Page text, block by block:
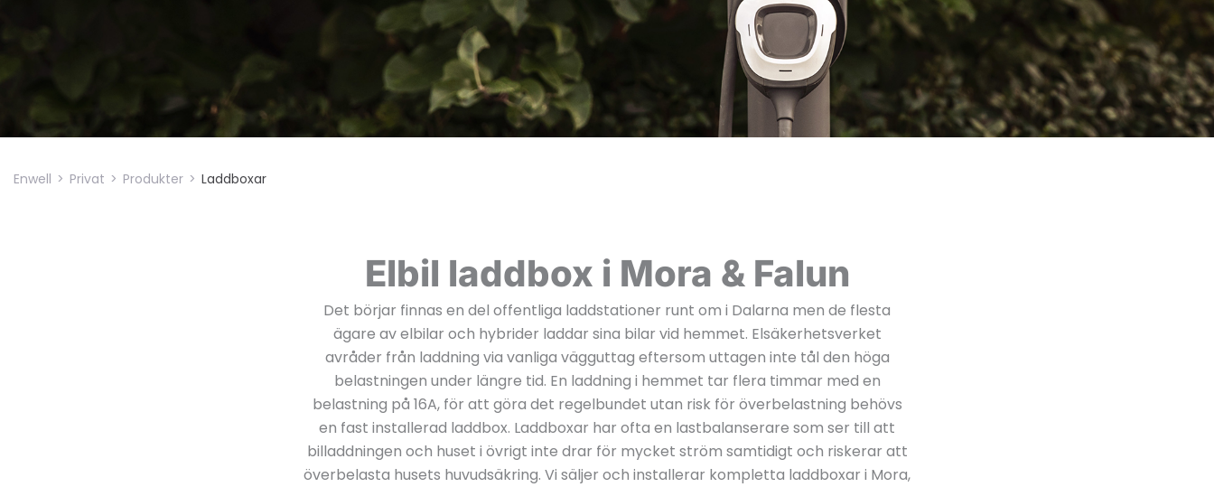
Enwell > Privat > Produkter > Laddboxar
Elbil laddbox i Mora & Falun
Det börjar finnas en del offentliga laddstationer runt om i Dalarna men de flesta
ägare av elbilar och hybrider laddar sina bilar vid hemmet. Elsäkerhetsverket
avråder från laddning via vanliga vägguttag eftersom uttagen inte tål den höga
belastningen under längre tid. En laddning i hemmet tar flera timmar med en
belastning på 16A, för att göra det regelbundet utan risk för överbelastning behövs
en fast installerad laddbox. Laddboxar har ofta en lastbalanserare som ser till att
billaddningen och huset i övrigt inte drar för mycket ström samtidigt och riskerar att
överbelasta husets huvudsäkring. Vi säljer och installerar kompletta laddboxar i Mora,